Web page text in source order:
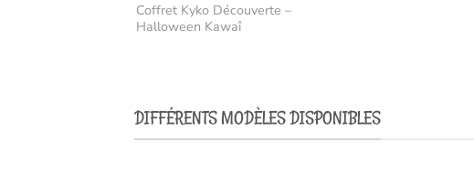
Coffret Kyko Découverte –
Halloween Kawaî
DIFFÉRENTS MODÈLES DISPONIBLES